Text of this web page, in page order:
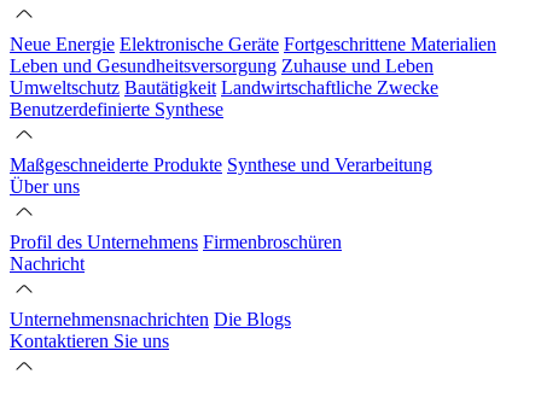
Neue Energie Elektronische Geräte Fortgeschrittene Materialien
Leben und Gesundheitsversorgung Zuhause und Leben
Umweltschutz Bautätigkeit Landwirtschaftliche Zwecke
Benutzerdefinierte Synthese
Maßgeschneiderte Produkte Synthese und Verarbeitung
Über uns
Profil des Unternehmens Firmenbroschüren
Nachricht
Unternehmensnachrichten Die Blogs
Kontaktieren Sie uns